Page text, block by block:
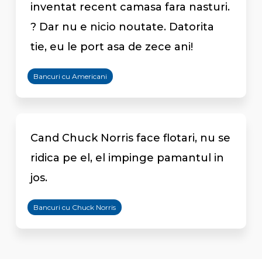
inventat recent camasa fara nasturi.
? Dar nu e nicio noutate. Datorita
tie, eu le port asa de zece ani!
Bancuri cu Americani
Cand Chuck Norris face flotari, nu se
ridica pe el, el impinge pamantul in
jos.
Bancuri cu Chuck Norris